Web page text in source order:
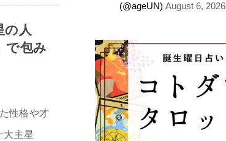
の人
で包み
性格や才
大主星
(@ageUN) August 6, 2026